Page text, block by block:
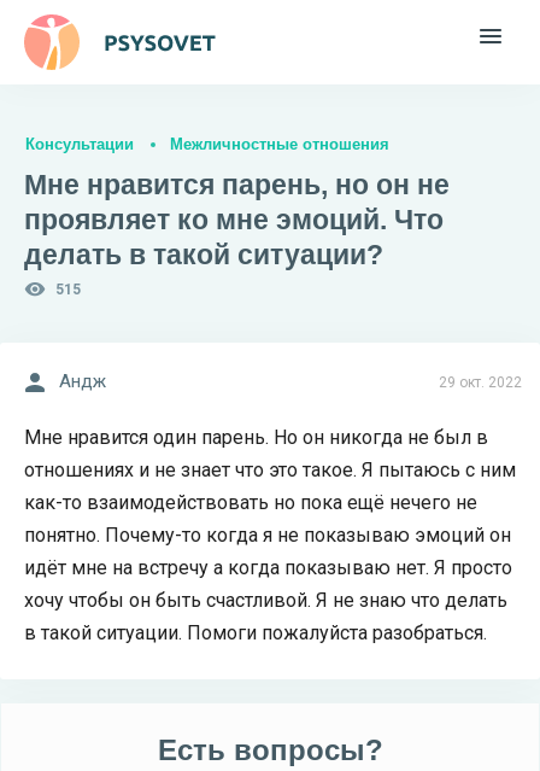
Консультации Межличностные отношения
Мне нравится парень, но он не
проявляет ко мне эмоций. Что
делать в такой ситуации?
515
29 окт. 2022
Андж
Мне нравится один парень. Но он никогда не был в
отношениях и не знает что это такое. Я пытаюсь с ним
как-то взаимодействовать но пока ещё нечего не
понятно. Почему-то когда я не показываю эмоций он
идёт мне на встречу а когда показываю нет. Я просто
хочу чтобы он быть счастливой. Я не знаю что делать
в такой ситуации. Помоги пожалуйста разобраться.
Есть вопросы?